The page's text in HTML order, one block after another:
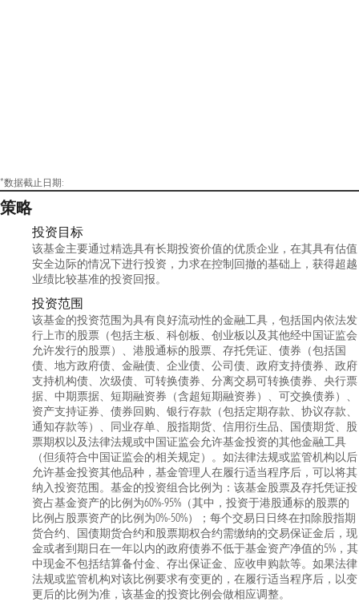
*数据截止日期:
策略
投资目标
该基金主要通过精选具有长期投资价值的优质企业，在其具有估值
安全边际的情况下进行投资，力求在控制回撤的基础上，获得超越
业绩比较基准的投资回报。
投资范围
该基金的投资范围为具有良好流动性的金融工具，包括国内依法发
行上市的股票（包括主板、科创板、创业板以及其他经中国证监会
允许发行的股票）、港股通标的股票、存托凭证、债券（包括国
债、地方政府债、金融债、企业债、公司债、政府支持债券、政府
支持机构债、次级债、可转换债券、分离交易可转换债券、央行票
据、中期票据、短期融资券（含超短期融资券）、可交换债券）、
资产支持证券、债券回购、银行存款（包括定期存款、协议存款、
通知存款等）、同业存单、股指期货、信用衍生品、国债期货、股
票期权以及法律法规或中国证监会允许基金投资的其他金融工具
（但须符合中国证监会的相关规定）。如法律法规或监管机构以后
允许基金投资其他品种，基金管理人在履行适当程序后，可以将其
纳入投资范围。基金的投资组合比例为：该基金股票及存托凭证投
资占基金资产的比例为60%-95%（其中，投资于港股通标的股票的
比例占股票资产的比例为0%-50%）；每个交易日日终在扣除股指期
货合约、国债期货合约和股票期权合约需缴纳的交易保证金后，现
金或者到期日在一年以内的政府债券不低于基金资产净值的5%，其
中现金不包括结算备付金、存出保证金、应收申购款等。如果法律
法规或监管机构对该比例要求有变更的，在履行适当程序后，以变
更后的比例为准，该基金的投资比例会做相应调整。